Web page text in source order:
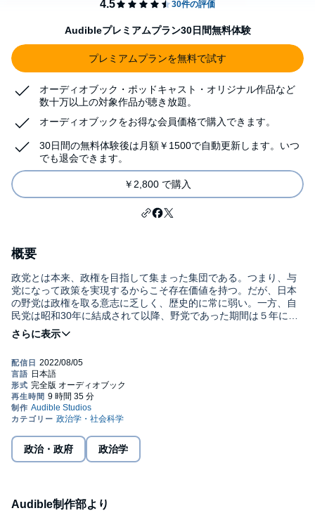
Audibleプレミアムプラン30日間無料体験
プレミアムプランを無料で試す
オーディオブック・ポッドキャスト・オリジナル作品など
数十万以上の対象作品が聴き放題。
オーディオブックをお得な会員価格で購入できます。
30日間の無料体験後は月額￥1500で自動更新します。いつ
でも退会できます。
￥2,800 で購入
概要
政党とは本来、政権を目指して集まった集団である。つまり、与
党になって政策を実現するからこそ存在価値を持つ。だが、日本
の野党は政権を取る意志に乏しく、歴史的に常に弱い。一方、自
民党は昭和30年に結成されて以降、野党であった期間は５年に満
たない。民主政治とは、選挙による政治を指す。そして民主政治
には、健全な批判勢力が必要となる。政治を諦めないために、歴
Mitsuru Kurayama 2022 (P)2022 Audible, Inc.
政治・政府 政治学
Audible制作部より